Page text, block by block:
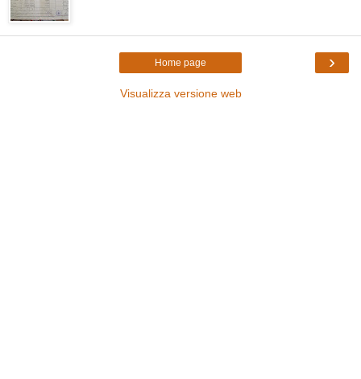
›
Home page
Visualizza versione web